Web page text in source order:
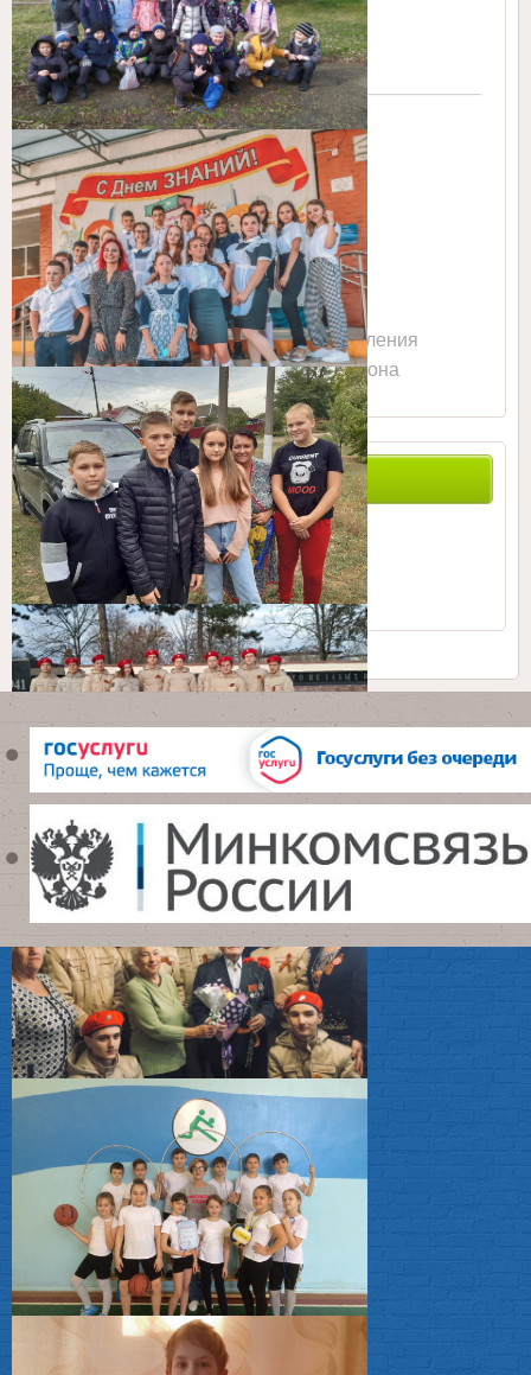
Сайт Управления
образованием Тбилисского района
ПОИСК ПО САЙТУ